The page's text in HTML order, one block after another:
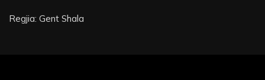
Regjia: Gent Shala